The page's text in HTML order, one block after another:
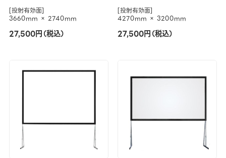
[投射有効面]
3660mm × 2740mm
27,500円（税込）
[投射有効面]
4270mm × 3200mm
27,500円（税込）